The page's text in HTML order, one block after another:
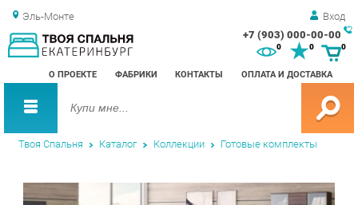
Эль-Монте Вход
+7 (903) 000-00-00
О ПРОЕКТЕ ФАБРИКИ КОНТАКТЫ ОПЛАТА И ДОСТАВКА
0 0
Твоя Спальня Каталог Коллекции Готовые комплекты